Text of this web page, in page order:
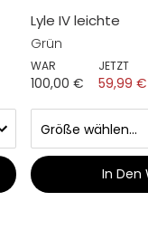
Lyle IV leichte
Grün
WAR
100,00 €
JETZT
59,99 €
In Den